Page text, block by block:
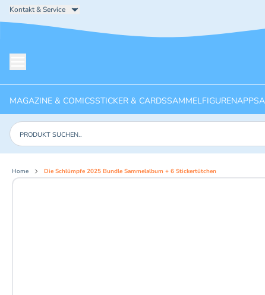
Kontakt & Service
MAGAZINE & COMICSSTICKER & CARDSSAMMELFIGURENAPPS
Produkte suchen
Home Die Schlümpfe 2025 Bundle Sammelalbum + 6 Stickertütchen